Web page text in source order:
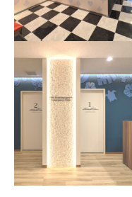
ニコデンタルクリニック